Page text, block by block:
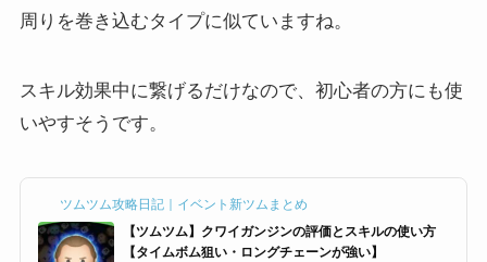
周りを巻き込むタイプに似ていますね。
スキル効果中に繋げるだけなので、初心者の方にも使
いやすそうです。
ツムツム攻略日記｜イベント新ツムまとめ
【ツムツム】クワイガンジンの評価とスキルの使い方
【タイムボム狙い・ロングチェーンが強い】